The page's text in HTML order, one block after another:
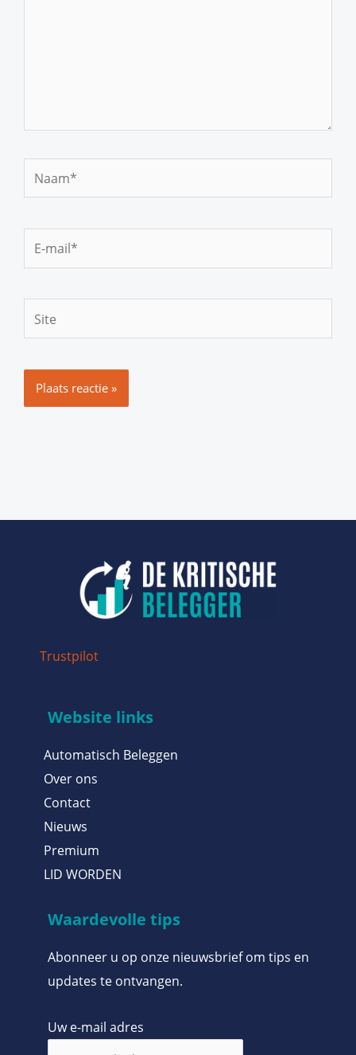
Naam*
mail*
Trustpilot
Website links
Automatisch Beleggen
Over ons
Contact
Nieuws
Premium
LID WORDEN
Waardevolle tips
Abonneer u op onze nieuwsbrief om tips en
updates te ontvangen.
Uw e-mail adres